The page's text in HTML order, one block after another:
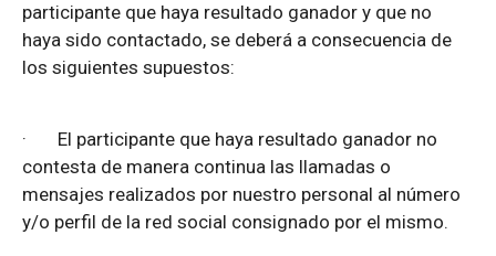
participante que haya resultado ganador y que no
haya sido contactado, se deberá a consecuencia de
los siguientes supuestos:
· El participante que haya resultado ganador no
contesta de manera continua las llamadas o
mensajes realizados por nuestro personal al número
y/o perfil de la red social consignado por el mismo.